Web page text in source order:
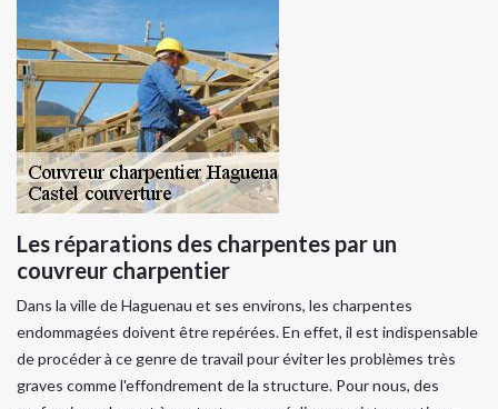
Les réparations des charpentes par un
couvreur charpentier
Dans la ville de Haguenau et ses environs, les charpentes
endommagées doivent être repérées. En effet, il est indispensable
de procéder à ce genre de travail pour éviter les problèmes très
graves comme l'effondrement de la structure. Pour nous, des